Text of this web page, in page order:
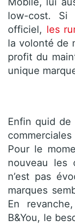
low-cost. Si
officiel, les
la volonté de
profit du
unique
Enfin quid de
Pour le
nouveau les
n’est pas
marques
En
B&You, le